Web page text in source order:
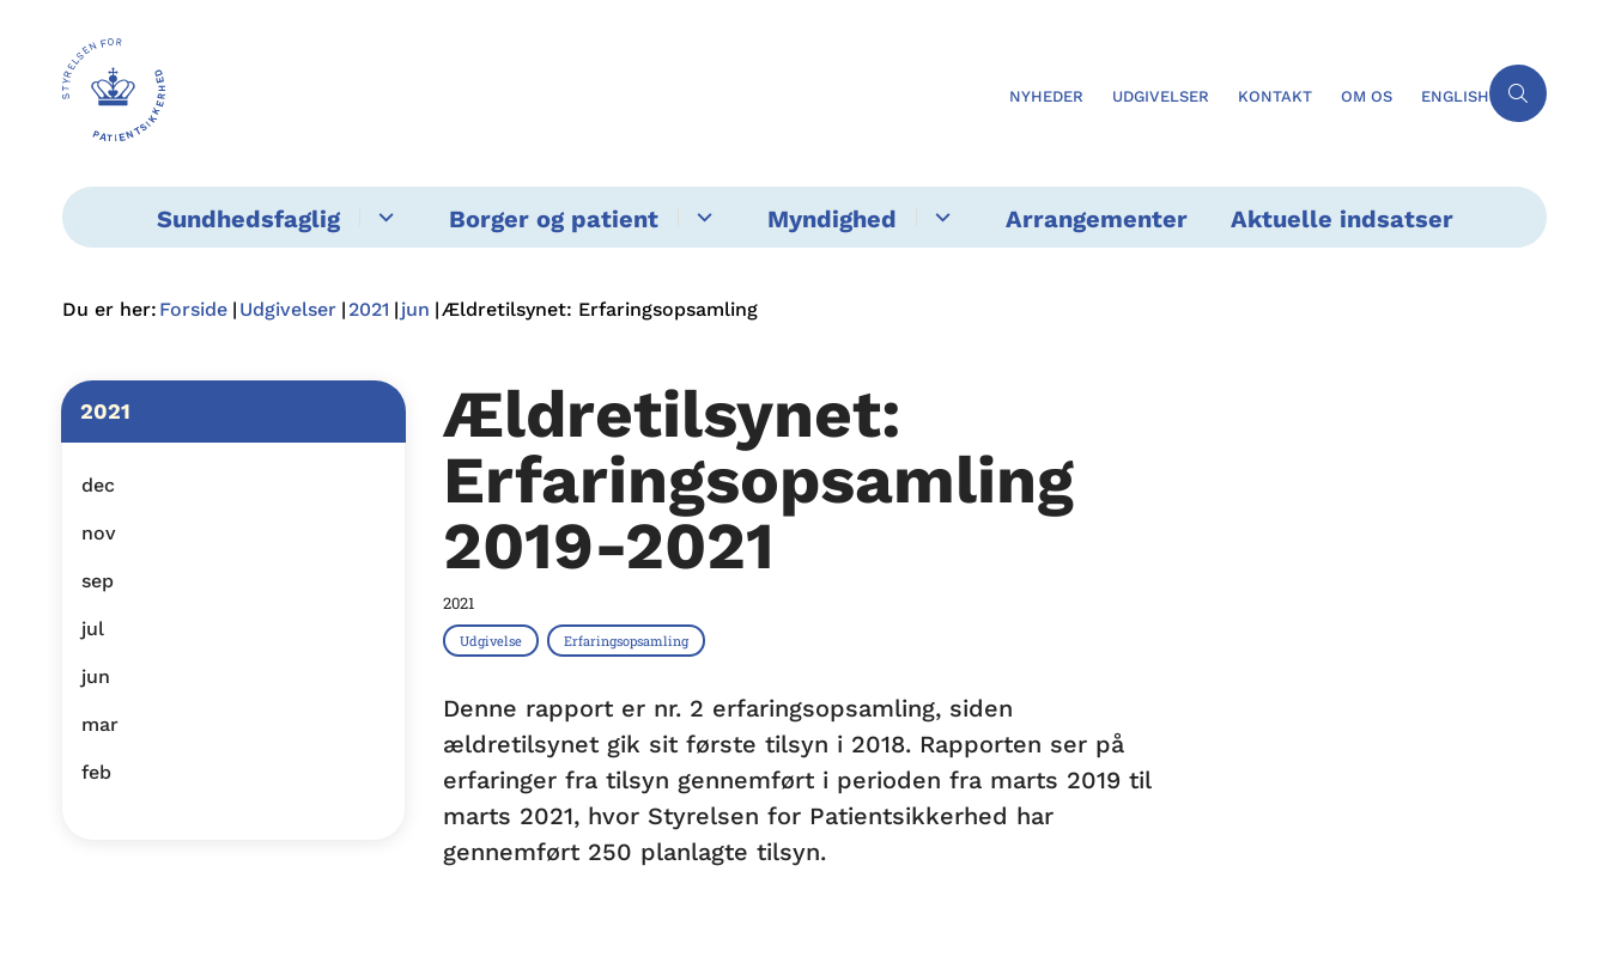
NYHEDER UDGIVELSER KONTAKT OM OS ENGLISH
Sundhedsfaglig Borger og patient Myndighed Arrangementer Aktuelle indsatser
Du er her: Forside Udgivelser 2021 jun Ældretilsynet: Erfaringsopsamling
2021
dec
nov
sep
jul
jun
mar
feb
Ældretilsynet:
Erfaringsopsamling
2019-2021
2021
Udgivelse Erfaringsopsamling
Denne rapport er nr. 2 erfaringsopsamling, siden
ældretilsynet gik sit første tilsyn i 2018. Rapporten ser på
erfaringer fra tilsyn gennemført i perioden fra marts 2019 til
marts 2021, hvor Styrelsen for Patientsikkerhed har
gennemført 250 planlagte tilsyn.